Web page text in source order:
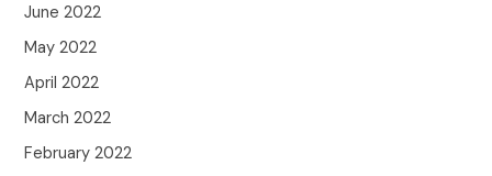
June 2022
May 2022
April 2022
March 2022
February 2022